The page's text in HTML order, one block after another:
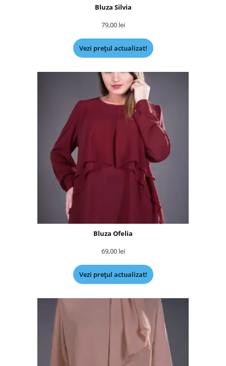
Bluza Silvia
79,00 lei
Vezi prețul actualizat!
Bluza Ofelia
69,00 lei
Vezi prețul actualizat!